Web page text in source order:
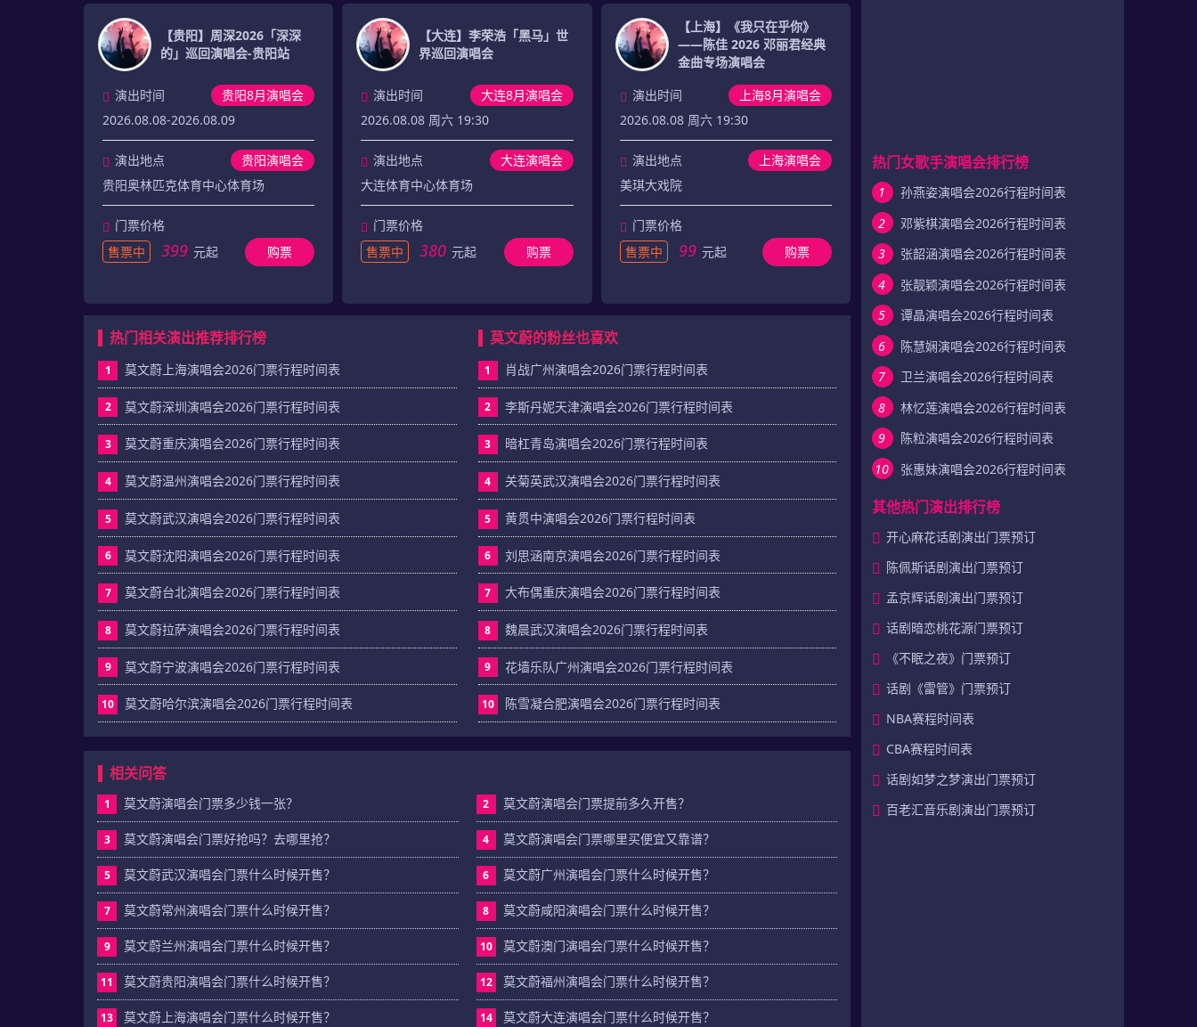
【贵阳】周深2026「深深
的」巡回演唱会-贵阳站
贵阳8月演唱会
演出时间
2026.08.08-2026.08.09
演出地点
贵阳演唱会
贵阳奥林匹克体育中心体育场
门票价格
售票中
399 元起 购票
【大连】李荣浩「黑马」世
界巡回演唱会
大连8月演唱会
演出时间
2026.08.08 周六 19:30
演出地点
大连演唱会
大连体育中心体育场
门票价格
售票中
380 元起 购票
【上海】《我只在乎你》
——陈佳 2026 邓丽君经典
金曲专场演唱会
上海8月演唱会
演出时间
2026.08.08 周六 19:30
演出地点
上海演唱会
美琪大戏院
门票价格
售票中
99 元起 购票
热门相关演出推荐排行榜
1 莫文蔚上海演唱会2026门票行程时间表
2 莫文蔚深圳演唱会2026门票行程时间表
3 莫文蔚重庆演唱会2026门票行程时间表
4 莫文蔚温州演唱会2026门票行程时间表
5 莫文蔚武汉演唱会2026门票行程时间表
6 莫文蔚沈阳演唱会2026门票行程时间表
7 莫文蔚台北演唱会2026门票行程时间表
8 莫文蔚拉萨演唱会2026门票行程时间表
9 莫文蔚宁波演唱会2026门票行程时间表
10 莫文蔚哈尔滨演唱会2026门票行程时间表
莫文蔚的粉丝也喜欢
1 肖战广州演唱会2026门票行程时间表
2 李斯丹妮天津演唱会2026门票行程时间表
3 暗杠青岛演唱会2026门票行程时间表
4 关菊英武汉演唱会2026门票行程时间表
5 黄贯中演唱会2026门票行程时间表
6 刘思涵南京演唱会2026门票行程时间表
7 大布偶重庆演唱会2026门票行程时间表
8 魏晨武汉演唱会2026门票行程时间表
9 花墙乐队广州演唱会2026门票行程时间表
10 陈雪凝合肥演唱会2026门票行程时间表
相关问答
1 莫文蔚演唱会门票多少钱一张？ 2 莫文蔚演唱会门票提前多久开售？
3 莫文蔚演唱会门票好抢吗？去哪里抢？ 4 莫文蔚演唱会门票哪里买便宜又靠谱？
5 莫文蔚武汉演唱会门票什么时候开售？ 6 莫文蔚广州演唱会门票什么时候开售？
7 莫文蔚常州演唱会门票什么时候开售？ 8 莫文蔚咸阳演唱会门票什么时候开售？
9 莫文蔚兰州演唱会门票什么时候开售？ 10 莫文蔚澳门演唱会门票什么时候开售？
11 莫文蔚贵阳演唱会门票什么时候开售？ 12 莫文蔚福州演唱会门票什么时候开售？
13 莫文蔚上海演唱会门票什么时候开售？ 14 莫文蔚大连演唱会门票什么时候开售？
热门女歌手演唱会排行榜
1
孙燕姿演唱会2026行程时间表
2
邓紫棋演唱会2026行程时间表
3
张韶涵演唱会2026行程时间表
4
张靓颖演唱会2026行程时间表
5
谭晶演唱会2026行程时间表
6
陈慧娴演唱会2026行程时间表
7
卫兰演唱会2026行程时间表
8
林忆莲演唱会2026行程时间表
9
陈粒演唱会2026行程时间表
10
张惠妹演唱会2026行程时间表
其他热门演出排行榜
开心麻花话剧演出门票预订
陈佩斯话剧演出门票预订
孟京辉话剧演出门票预订
话剧暗恋桃花源门票预订
《不眠之夜》门票预订
话剧《雷管》门票预订
NBA赛程时间表
CBA赛程时间表
话剧如梦之梦演出门票预订
百老汇音乐剧演出门票预订